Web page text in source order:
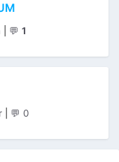
💬 1
💬 0